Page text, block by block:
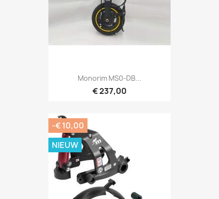
Monorim MS0-DB...
€ 237,00
-€ 10,00
NIEUW